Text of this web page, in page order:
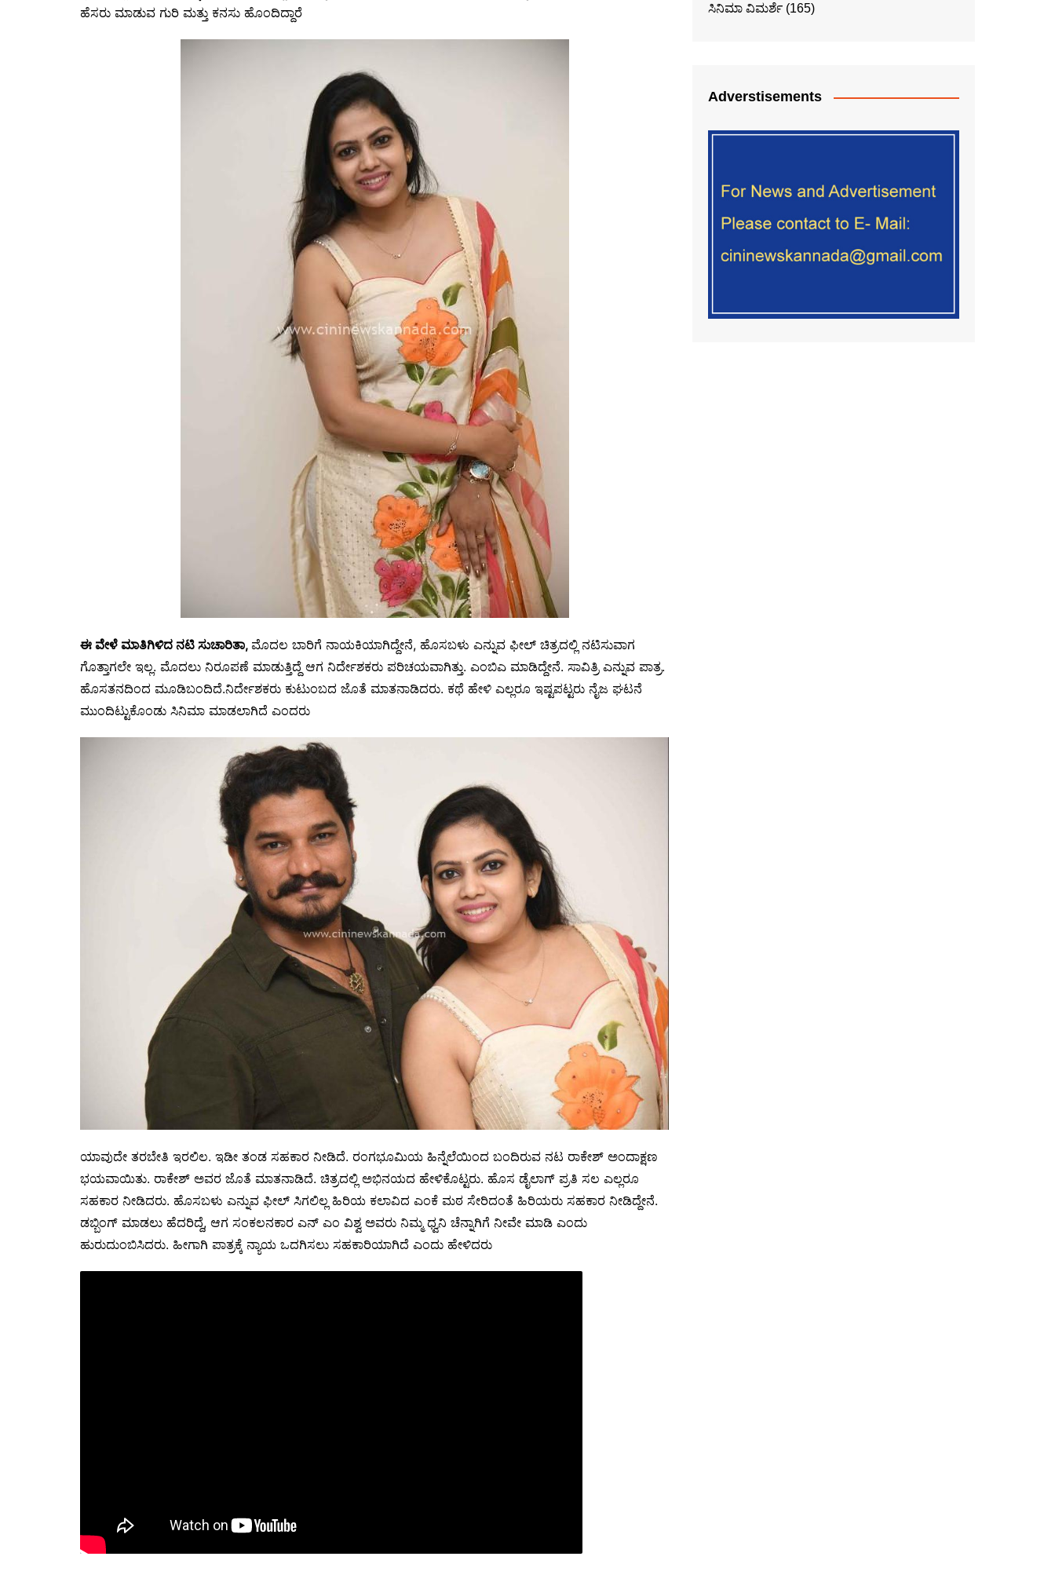
ಹೆಸರು ಮಾಡುವ ಗುರಿ ಮತ್ತು ಕನಸು ಹೊಂದಿದ್ದಾರೆ
ಈ ವೇಳೆ ಮಾತಿಗಿಳಿದ ನಟಿ ಸುಚಾರಿತಾ, ಮೊದಲ ಬಾರಿಗೆ ನಾಯಕಿಯಾಗಿದ್ದೇನೆ, ಹೊಸಬಳು ಎನ್ನುವ ಫೀಲ್ ಚಿತ್ರದಲ್ಲಿ ನಟಿಸುವಾಗ
ಗೊತ್ತಾಗಲೇ ಇಲ್ಲ. ಮೊದಲು ನಿರೂಪಣೆ ಮಾಡುತ್ತಿದ್ದೆ ಆಗ ನಿರ್ದೇಶಕರು ಪರಿಚಯವಾಗಿತ್ತು. ಎಂಬಿಎ ಮಾಡಿದ್ದೇನೆ. ಸಾವಿತ್ರಿ ಎನ್ನುವ ಪಾತ್ರ.
ಹೊಸತನದಿಂದ ಮೂಡಿಬಂದಿದೆ.ನಿರ್ದೇಶಕರು ಕುಟುಂಬದ ಜೊತೆ ಮಾತನಾಡಿದರು. ಕಥೆ ಹೇಳಿ ಎಲ್ಲರೂ ಇಷ್ಟಪಟ್ಟರು ನೈಜ ಘಟನೆ
ಮುಂದಿಟ್ಟುಕೊಂಡು ಸಿನಿಮಾ ಮಾಡಲಾಗಿದೆ ಎಂದರು
ಯಾವುದೇ ತರಬೇತಿ ಇರಲಿಲ. ಇಡೀ ತಂಡ ಸಹಕಾರ ನೀಡಿದೆ. ರಂಗಭೂಮಿಯ ಹಿನ್ನೆಲೆಯಿಂದ ಬಂದಿರುವ ನಟ ರಾಕೇಶ್ ಅಂದಾಕ್ಷಣ
ಭಯವಾಯಿತು. ರಾಕೇಶ್ ಅವರ ಜೊತೆ ಮಾತನಾಡಿದೆ. ಚಿತ್ರದಲ್ಲಿ ಅಭಿನಯದ ಹೇಳಿಕೊಟ್ಟರು. ಹೊಸ ಡೈಲಾಗ್ ಪ್ರತಿ ಸಲ ಎಲ್ಲರೂ
ಸಹಕಾರ ನೀಡಿದರು. ಹೊಸಬಳು ಎನ್ನುವ ಫೀಲ್ ಸಿಗಲಿಲ್ಲ ಹಿರಿಯ ಕಲಾವಿದ ಎಂಕೆ ಮಠ ಸೇರಿದಂತೆ ಹಿರಿಯರು ಸಹಕಾರ ನೀಡಿದ್ದೇನೆ.
ಡಬ್ಬಿಂಗ್ ಮಾಡಲು ಹೆದರಿದ್ದೆ, ಆಗ ಸಂಕಲನಕಾರ ಎನ್ ಎಂ ವಿಶ್ವ ಅವರು ನಿಮ್ಮ ಧ್ವನಿ ಚೆನ್ನಾಗಿಗೆ ನೀವೇ ಮಾಡಿ ಎಂದು
ಹುರುದುಂಬಿಸಿದರು. ಹೀಗಾಗಿ ಪಾತ್ರಕ್ಕೆ ನ್ಯಾಯ ಒದಗಿಸಲು ಸಹಕಾರಿಯಾಗಿದೆ ಎಂದು ಹೇಳಿದರು
ಸಿನಿಮಾ ವಿಮರ್ಶೆ (165)
Adverstisements